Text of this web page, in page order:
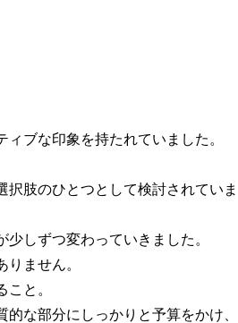
ブな印象を持たれていました。
肢のひとつとして検討されていま
しずつ変わっていきました。
ません。
と。
な部分にしっかりと予算をかけ、